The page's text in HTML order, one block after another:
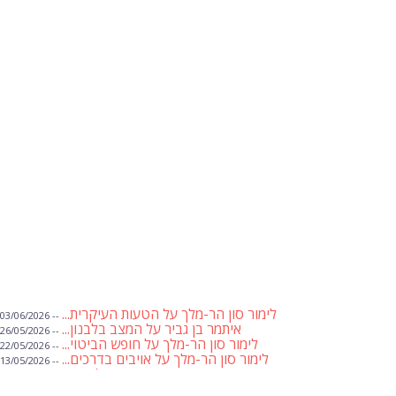
לימור סון הר-מלך על הטעות העיקרית... -- 03/06/2026
איתמר בן גביר על המצב בלבנון... -- 26/05/2026
לימור סון הר-מלך על חופש הביטוי... -- 22/05/2026
לימור סון הר-מלך על אויבים בדרכים... -- 13/05/2026
שבועת אמונים לדעאש